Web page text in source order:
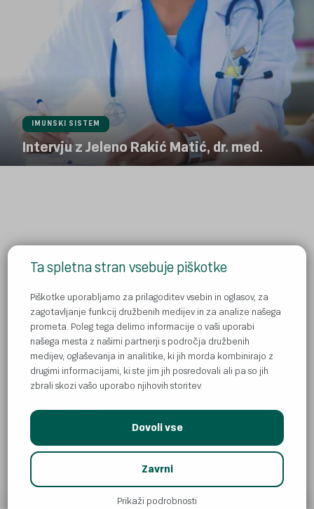
Ta spletna stran vsebuje piškotke
Piškotke uporabljamo za prilagoditev vsebin in oglasov, za
zagotavljanje funkcij družbenih medijev in za analize našega
prometa. Poleg tega delimo informacije o vaši uporabi
našega mesta z našimi partnerji s področja družbenih
medijev, oglaševanja in analitike, ki jih morda kombinirajo z
drugimi informacijami, ki ste jim jih posredovali ali pa so jih
zbrali skozi vašo uporabo njihovih storitev.
Dovoli vse
Zavrni
Prikaži podrobnosti
IMUNSKI SISTEM
Intervju z Jeleno Rakić Matić, dr. med.
Kje kupiti Donat preko spleta?
Kontakt
Pravila zasebnosti
Piškotki
Obvestila
© Atlantic Droga Kolinska d.o.o
All rights reserved. ADK is part of
Atlantic Grupa.